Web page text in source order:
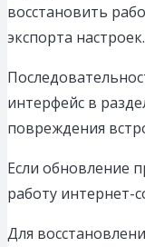
восстановить
экспорта настроек.
интерфейс в
повреждения
Если обновление
работу интернет-
Для